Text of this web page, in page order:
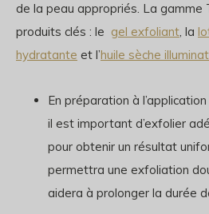
de la peau appropriés. La gamme
produits clés : le gel exfoliant, la
hydratante et l’huile sèche
En préparation à
il est important d’exfolier
pour obtenir un résultat
permettra une exfoliation
aidera à prolonger la durée